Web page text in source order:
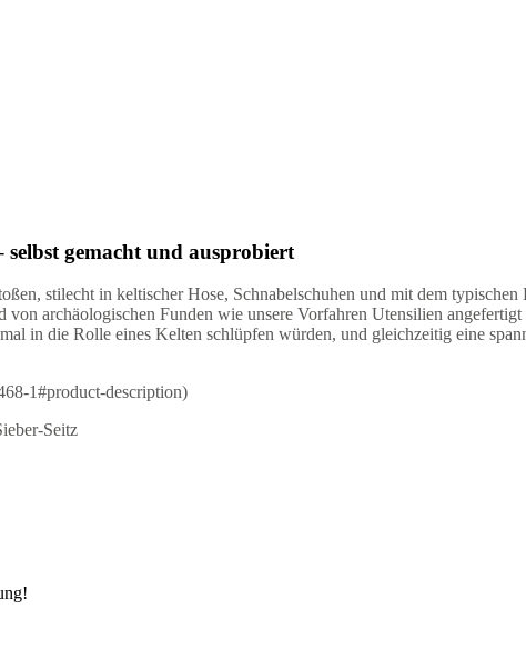
selbst gemacht und ausprobiert
stilecht in keltischer Hose, Schnabelschuhen und mit dem
archäologischen Funden wie unsere Vorfahren Utensilien
in die Rolle eines Kelten schlüpfen würden, und gleichzeitig eine
1#product-description)
Seitz